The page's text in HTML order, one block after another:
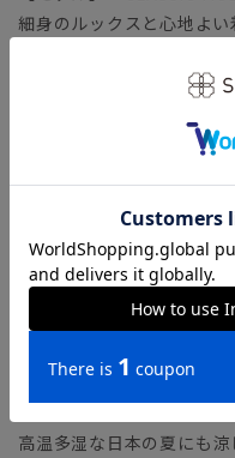
細身のルックスと心地よ
に。背幅を広く取る“前肩
ど、高度な技術で逞しい
リに余裕を持たせたテー
【生地ブランド】 REDA
イタリア・ビエラ地区で
メーカー。クラシックな
レクションを得意として
REDA渾身のライン「
施した、ストレッチ性と
高温多湿な日本の夏にも